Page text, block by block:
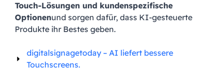
Touch-Lösungen und kundenspezifische
Optionenund sorgen dafür, dass KI-gesteuerte
Produkte ihr Bestes geben.
digitalsignagetoday – AI liefert bessere
Touchscreens.